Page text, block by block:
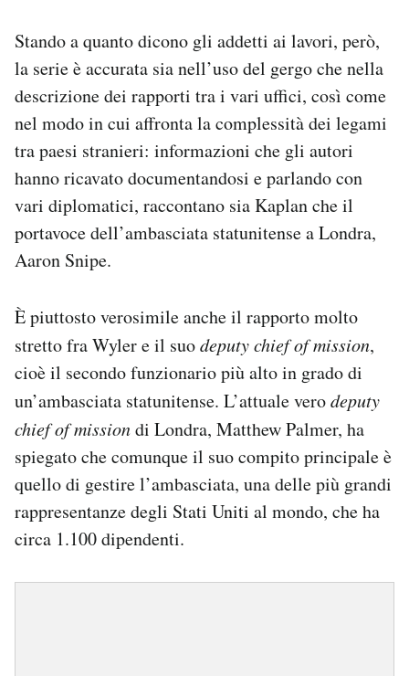
Stando a quanto dicono gli addetti ai lavori, però,
la serie è accurata sia nell’uso del gergo che nella
descrizione dei rapporti tra i vari uffici, così come
nel modo in cui affronta la complessità dei legami
tra paesi stranieri: informazioni che gli autori
hanno ricavato documentandosi e parlando con
vari diplomatici, raccontano sia Kaplan che il
portavoce dell’ambasciata statunitense a Londra,
Aaron Snipe.
È piuttosto verosimile anche il rapporto molto
stretto fra Wyler e il suodeputy chief of mission,
cioè il secondo funzionario più alto in grado di
un’ambasciata statunitense. L’attuale verodeputy
chief of missiondi Londra, Matthew Palmer, ha
spiegato che comunque il suo compito principale è
quello di gestire l’ambasciata, una delle più grandi
rappresentanze degli Stati Uniti al mondo, che ha
circa 1.100 dipendenti.